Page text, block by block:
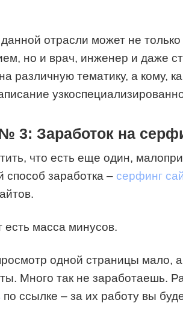
отрасли может не
но и врач, инженер и даже
различную тематику, а кому,
3: Заработок на
что есть еще один,
способ заработка – серфинг
есть масса минусов.
одной страницы мало,
Много так не заработаешь.
по ссылке – за их работу вы